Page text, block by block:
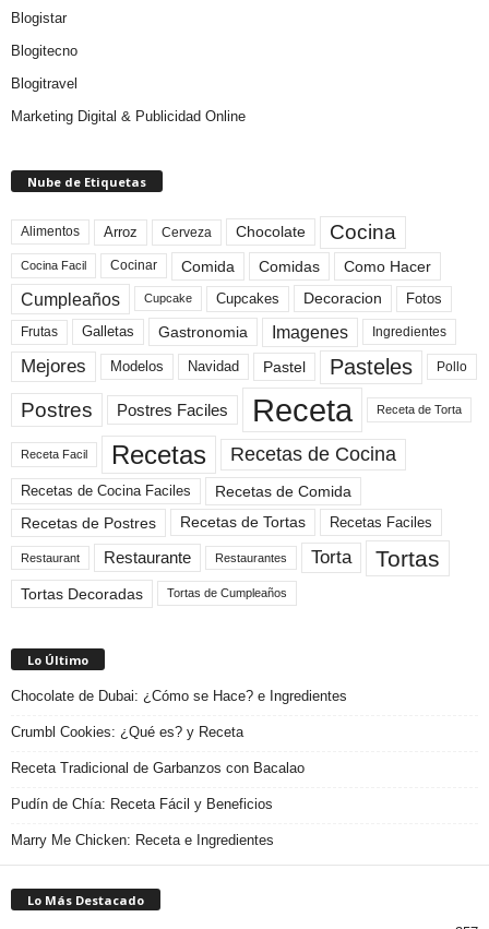
Blogistar
Blogitecno
Blogitravel
Marketing Digital & Publicidad Online
Nube de Etiquetas
Alimentos Arroz Cerveza Chocolate Cocina
Cocina Facil Cocinar Comida Comidas Como Hacer
Cumpleaños Cupcake Cupcakes Decoracion Fotos
Frutas Galletas Gastronomia Imagenes Ingredientes
Mejores Modelos Navidad Pastel Pasteles Pollo
Postres Postres Faciles Receta Receta de Torta
Receta Facil Recetas Recetas de Cocina
Recetas de Cocina Faciles
Recetas de Comida
Recetas de Postres
Recetas de Tortas Recetas Faciles
Restaurant Restaurante Restaurantes Torta Tortas
Tortas Decoradas Tortas de Cumpleaños
Lo Último
Chocolate de Dubai: ¿Cómo se Hace? e Ingredientes
Crumbl Cookies: ¿Qué es? y Receta
Receta Tradicional de Garbanzos con Bacalao
Pudín de Chía: Receta Fácil y Beneficios
Marry Me Chicken: Receta e Ingredientes
Lo Más Destacado